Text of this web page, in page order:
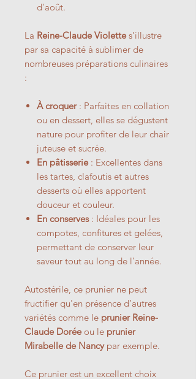
d'août.
La Reine-Claude Violette s’illustre
par sa capacité à sublimer de
nombreuses préparations culinaires
:
À croquer: Parfaites en collation
ou en dessert, elles se dégustent
nature pour profiter de leur chair
juteuse et sucrée.
En pâtisserie : Excellentes dans
les tartes, clafoutis et autres
desserts où elles apportent
douceur et couleur.
En conserves: Idéales pour les
compotes, confitures et gelées,
permettant de conserver leur
saveur tout au long de l’année.
Autostérile, ce prunier ne peut
fructifier qu'en présence d’autres
variétés comme le prunier Reine-
Claude Dorée ou le prunier
Mirabelle de Nancy par exemple.
Ce prunier est un excellent choix